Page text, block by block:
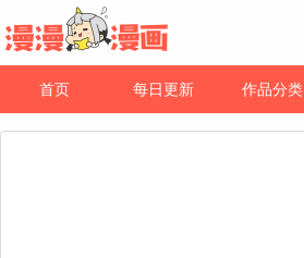
首页 每日更新 作品分类